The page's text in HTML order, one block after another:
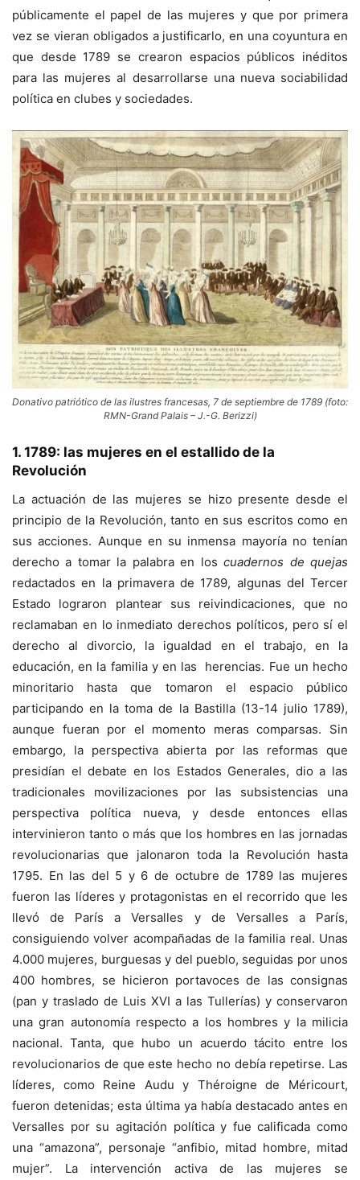
públicamente el papel de las mujeres y que por primera
vez se vieran obligados a justificarlo, en una coyuntura en
que desde 1789 se crearon espacios públicos inéditos
para las mujeres al desarrollarse una nueva sociabilidad
política en clubes y sociedades.
Donativo patriótico de las ilustres francesas, 7 de septiembre de 1789 (foto:
RMN-Grand Palais – J.-G. Berizzi)
1. 1789: las mujeres en el estallido de la
Revolución
La actuación de las mujeres se hizo presente desde el
principio de la Revolución, tanto en sus escritos como en
sus acciones. Aunque en su inmensa mayoría no tenían
derecho a tomar la palabra en loscuadernos de quejas
redactados en la primavera de 1789, algunas del Tercer
Estado lograron plantear sus reivindicaciones, que no
reclamaban en lo inmediato derechos políticos, pero sí el
derecho al divorcio, la igualdad en el trabajo, en la
educación, en la familia y en las herencias. Fue un hecho
minoritario hasta que tomaron el espacio público
participando en la toma de la Bastilla (13-14 julio 1789),
aunque fueran por el momento meras comparsas. Sin
embargo, la perspectiva abierta por las reformas que
presidían el debate en los Estados Generales, dio a las
tradicionales movilizaciones por las subsistencias una
perspectiva política nueva, y desde entonces ellas
intervinieron tanto o más que los hombres en las jornadas
revolucionarias que jalonaron toda la Revolución hasta
1795. En las del 5 y 6 de octubre de 1789 las mujeres
fueron las líderes y protagonistas en el recorrido que les
llevó de París a Versalles y de Versalles a París,
consiguiendo volver acompañadas de la familia real. Unas
4.000 mujeres, burguesas y del pueblo, seguidas por unos
400 hombres, se hicieron portavoces de las consignas
(pan y traslado de Luis XVI a las Tullerías) y conservaron
una gran autonomía respecto a los hombres y la milicia
nacional. Tanta, que hubo un acuerdo tácito entre los
revolucionarios de que este hecho no debía repetirse. Las
líderes, como Reine Audu y Théroigne de Méricourt,
fueron detenidas; esta última ya había destacado antes en
Versalles por su agitación política y fue calificada como
una “amazona”, personaje “anfibio, mitad hombre, mitad
mujer”. La intervención activa de las mujeres se